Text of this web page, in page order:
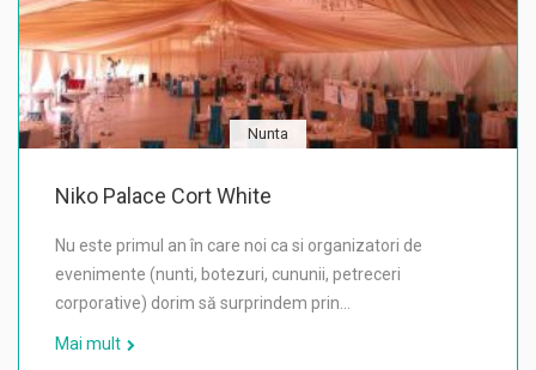
Nunta
Niko Palace Cort White
Nu este primul an în care noi ca si organizatori de
evenimente (nunti, botezuri, cununii, petreceri
corporative) dorim să surprindem prin…
Mai mult